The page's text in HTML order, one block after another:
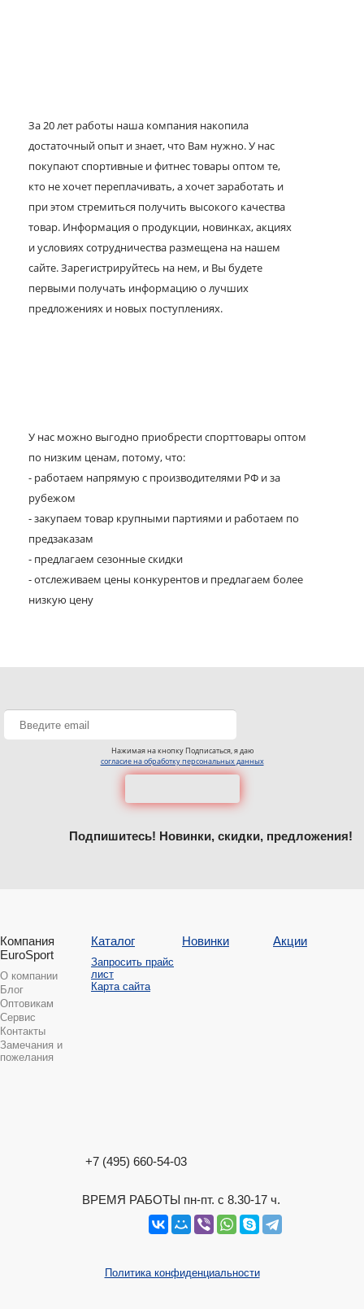
За 20 лет работы наша компания накопила
достаточный опыт и знает, что Вам нужно. У нас
покупают спортивные и фитнес товары оптом те,
кто не хочет переплачивать, а хочет заработать и
при этом стремиться получить высокого качества
товар. Информация о продукции, новинках, акциях
и условиях сотрудничества размещена на нашем
сайте. Зарегистрируйтесь на нем, и Вы будете
первыми получать информацию о лучших
предложениях и новых поступлениях.
У нас можно выгодно приобрести спорттовары оптом
по низким ценам, потому, что:
- работаем напрямую с производителями РФ и за
рубежом
- закупаем товар крупными партиями и работаем по
предзаказам
- предлагаем сезонные скидки
- отслеживаем цены конкурентов и предлагаем более
низкую цену
Нажимая на кнопку Подписаться, я даю
согласие на обработку персональных данных
Подпишитесь! Новинки, скидки, предложения!
Компания
EuroSport
О компании
Блог
Оптовикам
Сервис
Контакты
Замечания и
пожелания
Каталог
Запросить прайс
лист
Карта сайта
Новинки Акции
+7 (495) 660-54-03
ВРЕМЯ РАБОТЫ пн-пт. с 8.30-17 ч.
Политика конфиденциальности